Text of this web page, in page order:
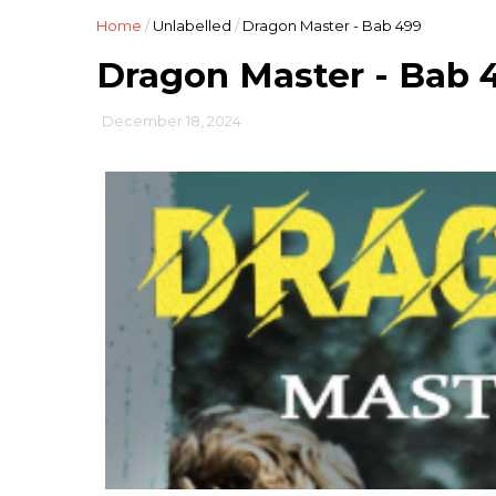
Home /Unlabelled / Dragon Master - Bab 499
Dragon Master - Bab
December 18, 2024